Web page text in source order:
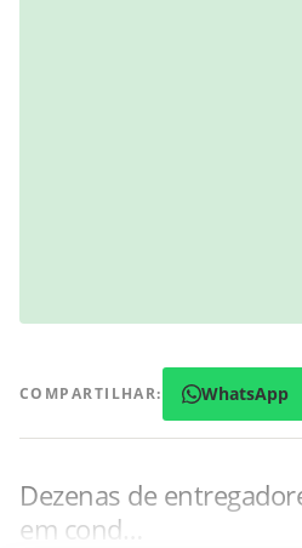
COMPARTILHAR: WhatsApp
Dezenas de
em cond…